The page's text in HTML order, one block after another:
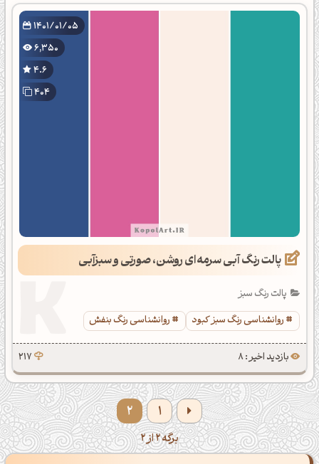
1401/01/05
6,350
4.6
404
پالت رنگ آبی سرمه‌ای روشن، صورتی و سبزآبی
پالت رنگ سبز
‌روانشناسی رنگ سبز کبود
روانشناسی رنگ بنفش
بازدید اخیر : 8 217
1
2
برگه 2 از 2